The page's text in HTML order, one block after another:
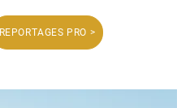
REPORTAGES PRO >